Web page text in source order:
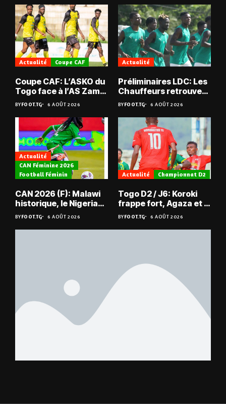
Actualité Coupe CAF
Coupe CAF: L’ASKO du
Togo face à l’AS Zam
du Niger
BYFOOT.TG 6 AOÛT 2026
Actualité
Préliminaires LDC: Les
Chauffeurs retrouvent
les Mimos
BYFOOT.TG 6 AOÛT 2026
Actualité
CAN Féminine 2026
Football Féminin
CAN 2026 (F): Malawi
historique, le Nigeria
sauvé, la Zambie
éliminée
BYFOOT.TG 6 AOÛT 2026
Actualité Championnat D2
Togo D2 / J6: Koroki
frappe fort, Agaza et la
JCA assurent,
suspense avant Sara
FC – Doumbé FC
BYFOOT.TG 6 AOÛT 2026